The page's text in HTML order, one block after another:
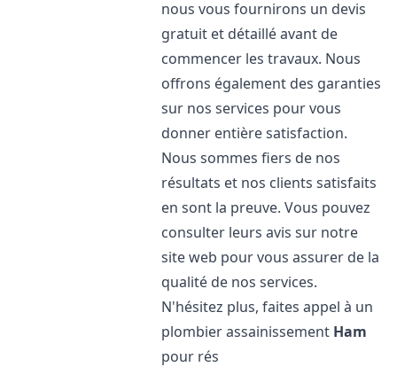
nous vous fournirons un devis
gratuit et détaillé avant de
commencer les travaux. Nous
offrons également des garanties
sur nos services pour vous
donner entière satisfaction.
Nous sommes fiers de nos
résultats et nos clients satisfaits
en sont la preuve. Vous pouvez
consulter leurs avis sur notre
site web pour vous assurer de la
qualité de nos services.
N'hésitez plus, faites appel à un
plombier assainissement Ham
pour rés